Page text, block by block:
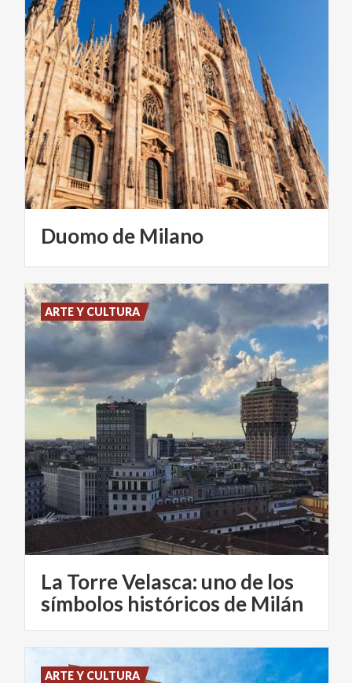
Duomode Milano
La Torre Velasca: uno de los
símbolos históricos de Milán
ARTE Y CULTURA
ARTE Y CULTURA